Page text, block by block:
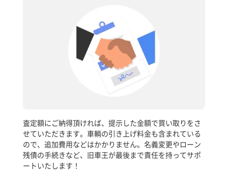
査定額にご納得頂ければ、提示した金額で買い取りをさ
せていただきます。車輌の引き上げ料金も含まれている
ので、追加費用などはかかりません。名義変更やローン
残債の手続きなど、旧車王が最後まで責任を持ってサポ
ートいたします！